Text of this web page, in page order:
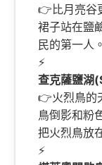
👉比月亮谷
裙子站在鹽
民的第一人。
⚡
查克薩鹽湖
👉火烈鳥的
鳥倒影和粉
把火烈鳥放
⚡